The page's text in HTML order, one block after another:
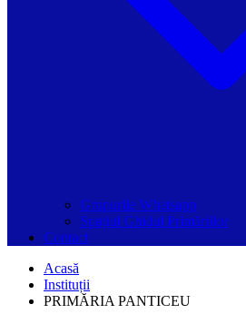
Grupurile Whatsapp
Spațiul Ghidul Primăriilor
Contact
Acasă
Instituții
PRIMĂRIA PANTICEU